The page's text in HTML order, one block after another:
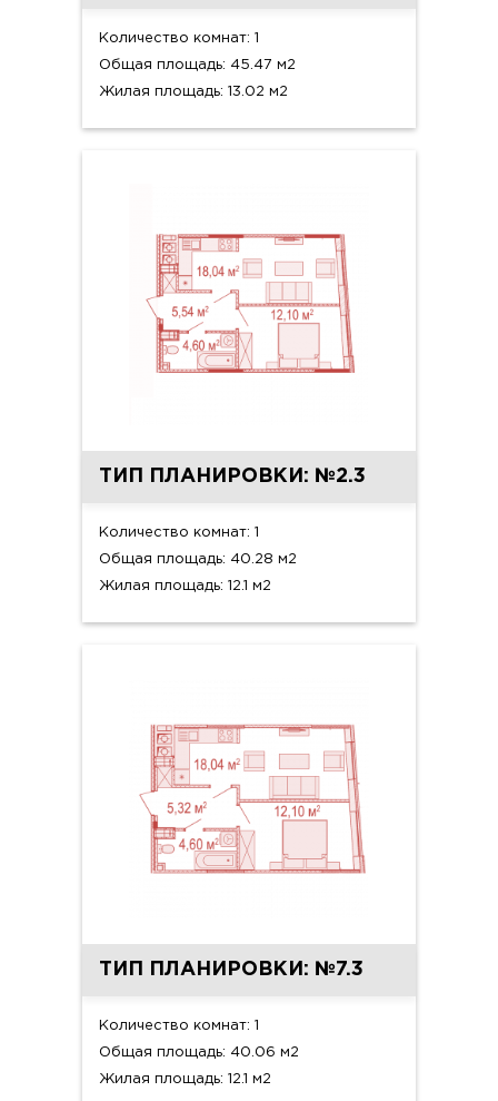
Количество комнат: 1
Общая площадь: 45.47 м2
Жилая площадь: 13.02 м2
ТИП ПЛАНИРОВКИ: №2.3
Количество комнат: 1
Общая площадь: 40.28 м2
Жилая площадь: 12.1 м2
ТИП ПЛАНИРОВКИ: №7.3
Количество комнат: 1
Общая площадь: 40.06 м2
Жилая площадь: 12.1 м2